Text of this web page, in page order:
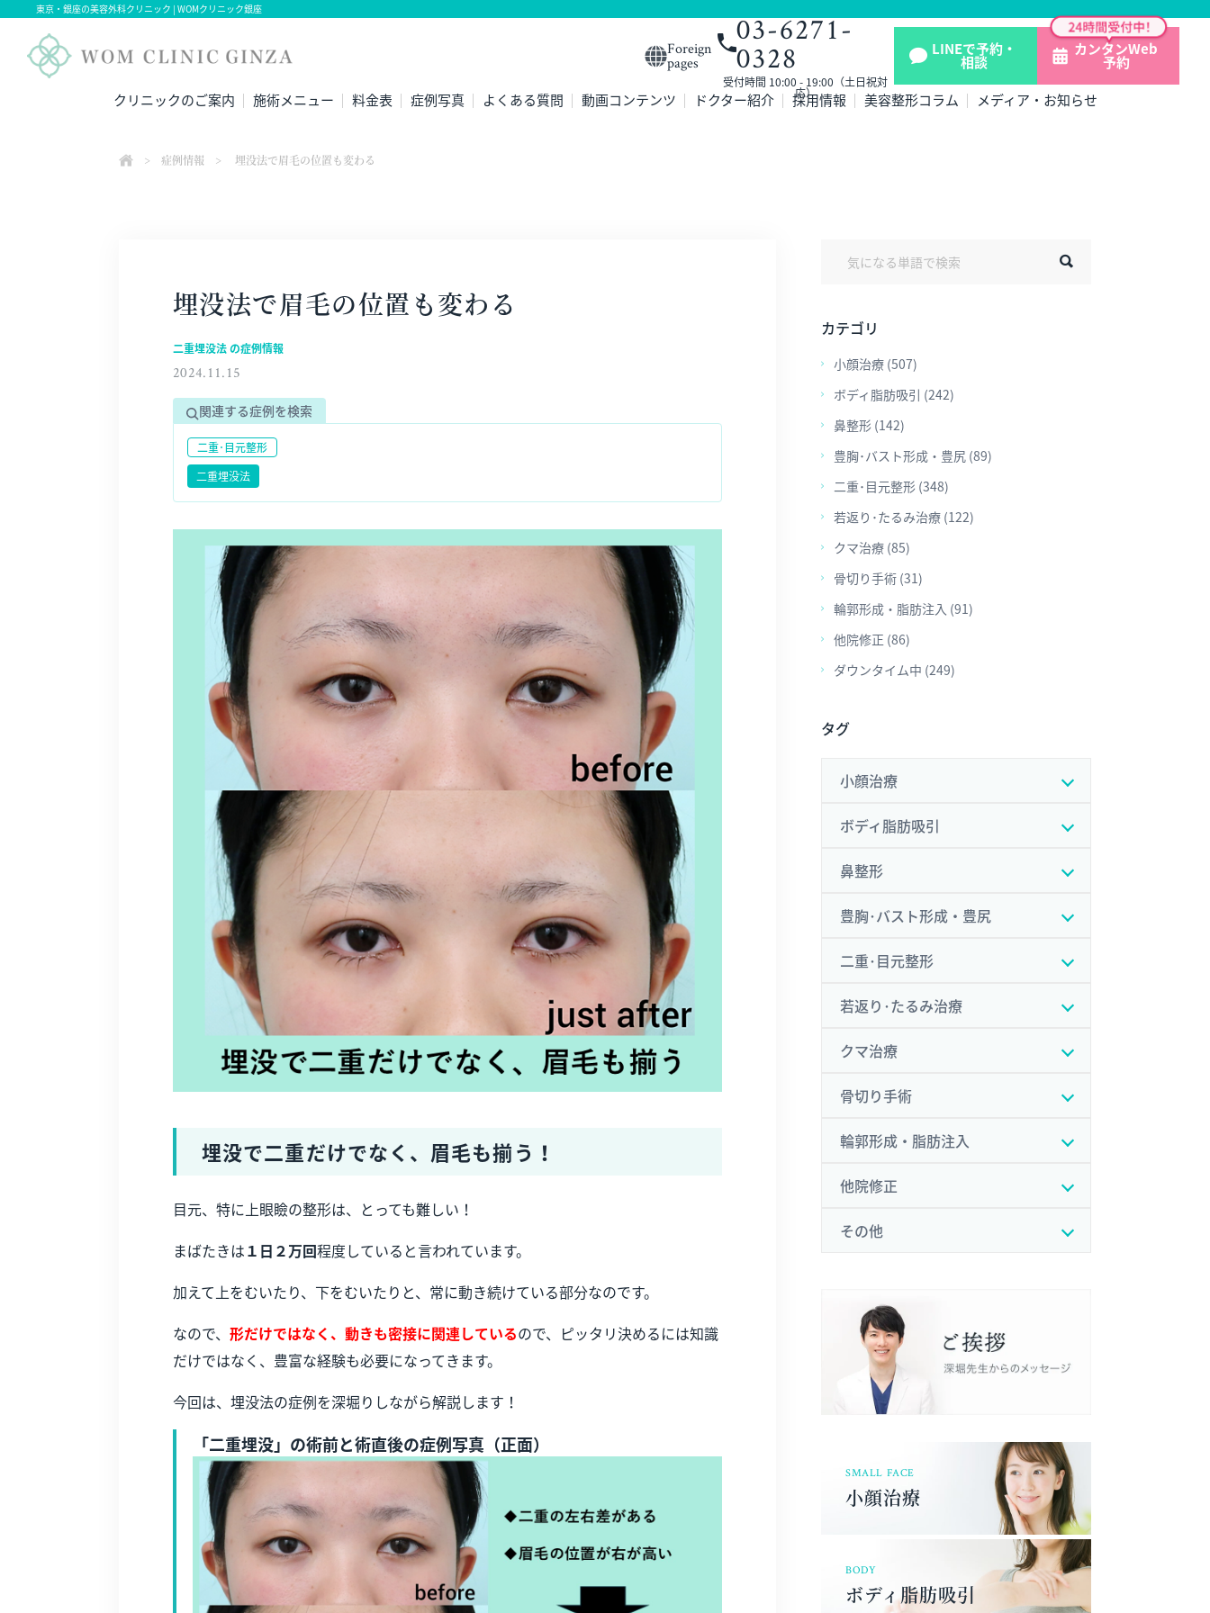
東京・銀座の美容外科クリニック | WOMクリニック銀座
Foreign
pages
03-6271-
0328
受付時間 10:00 - 19:00（土日祝対
応）
LINEで予約・
相談
カンタンWeb
予約
クリニックのご案内
施術メニュー 料金表 症例写真 よくある質問 動画コンテンツ ドクター紹介 採用情報 美容整形コラム メディア・お知らせ
> 症例情報 > 埋没法で眉毛の位置も変わる
埋没法で眉毛の位置も変わる
二重埋没法 の症例情報
2024.11.15
関連する症例を検索
二重･目元整形
二重埋没法
埋没で二重だけでなく、眉毛も揃う！
目元、特に上眼瞼の整形は、とっても難しい！
まばたきは１日２万回程度していると言われています。
加えて上をむいたり、下をむいたりと、常に動き続けている部分なのです。
なので、 形だけではなく、動きも密接に関連しているので、ピッタリ決めるには知識
だけではなく、豊富な経験も必要になってきます。
今回は、埋没法の症例を深堀りしながら解説します！
「二重埋没」の術前と術直後の症例写真（正面）
カテゴリ
小顔治療 (507)
ボディ脂肪吸引 (242)
鼻整形 (142)
豊胸･バスト形成・豊尻 (89)
二重･目元整形 (348)
若返り･たるみ治療 (122)
クマ治療 (85)
骨切り手術 (31)
輪郭形成・脂肪注入 (91)
他院修正 (86)
ダウンタイム中 (249)
タグ
小顔治療
ボディ脂肪吸引
鼻整形
豊胸･バスト形成・豊尻
二重･目元整形
若返り･たるみ治療
クマ治療
骨切り手術
輪郭形成・脂肪注入
他院修正
その他
SMALL FACE
小顔治療
BODY
ボディ脂肪吸引